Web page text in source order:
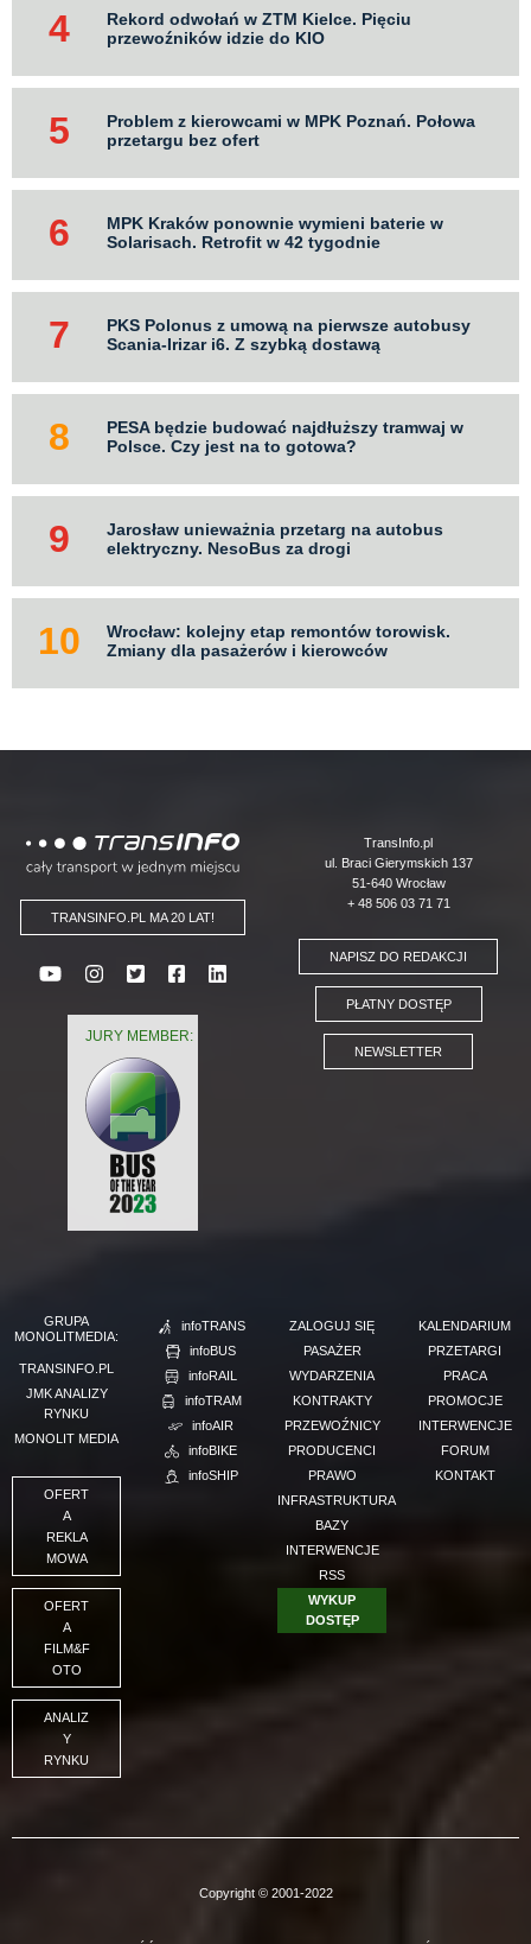
Rekord odwołań w ZTM Kielce. Pięciu
przewoźników idzie do KIO
Problem z kierowcami w MPK Poznań. Połowa
przetargu bez ofert
MPK Kraków ponownie wymieni baterie w
Solarisach. Retrofit w 42 tygodnie
PKS Polonus z umową na pierwsze autobusy
Scania-Irizar i6. Z szybką dostawą
PESA będzie budować najdłuższy tramwaj w
Polsce. Czy jest na to gotowa?
Jarosław unieważnia przetarg na autobus
elektryczny. NesoBus za drogi
Wrocław: kolejny etap remontów torowisk.
Zmiany dla pasażerów i kierowców
Logo
TRANSINFO.PL MA 20 LAT!
JURY MEMBER:
TransInfo.pl
ul. Braci Gierymskich 137
51-640 Wrocław
+ 48 506 03 71 71
NAPISZ DO REDAKCJI
PŁATNY DOSTĘP
NEWSLETTER
GRUPA
MONOLITMEDIA:
TRANSINFO.PL
JMK ANALIZY
RYNKU
MONOLIT MEDIA
OFERT
A
REKLA
MOWA
OFERT
A
FILM&F
OTO
ANALIZ
Y
RYNKU
infoTRANS
infoBUS
infoRAIL
infoTRAM
infoAIR
infoBIKE
infoSHIP
ZALOGUJ SIĘ
PASAŻER
WYDARZENIA
KONTRAKTY
PRZEWOŹNICY
PRODUCENCI
PRAWO
INFRASTRUKTURA
BAZY
INTERWENCJE
RSS
WYKUP
DOSTĘP
KALENDARIUM
PRZETARGI
PRACA
PROMOCJE
INTERWENCJE
FORUM
KONTAKT
Copyright © 2001-2022